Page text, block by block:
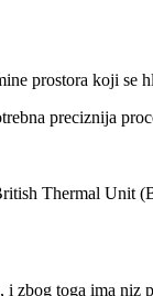
prostora koji se
preciznija
Thermal Unit
i zbog toga ima niz